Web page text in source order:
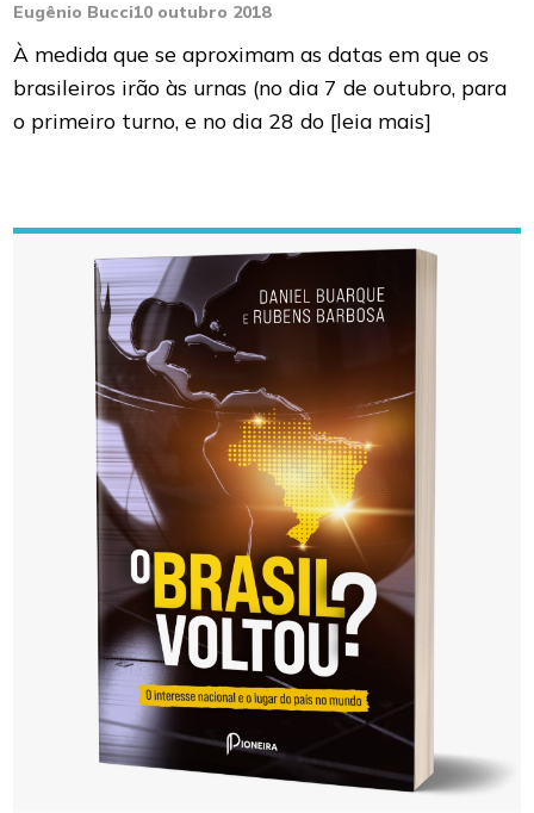
Eugênio Bucci10 outubro 2018
À medida que se aproximam as datas em que os
brasileiros irão às urnas (no dia 7 de outubro, para
o primeiro turno, e no dia 28 do [leia mais]